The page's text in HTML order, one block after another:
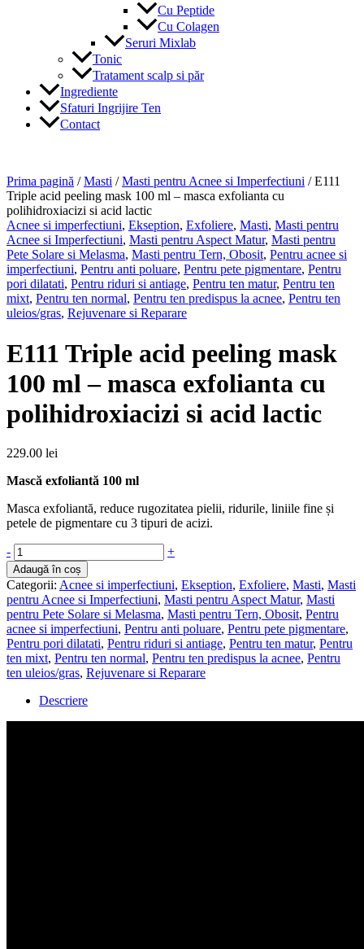
Cu Peptide
Cu Colagen
Seruri Mixlab
Tonic
Tratament scalp si păr
Ingrediente
Sfaturi Ingrijire Ten
Contact
Prima pagină /Masti /Masti pentru Acnee si Imperfectiuni / E111
Triple acid peeling mask 100 ml – masca exfolianta cu
polihidroxiacizi si acid lactic
Acnee si imperfectiuni, Ekseption, Exfoliere, Masti, Masti pentru
Acnee si Imperfectiuni, Masti pentru Aspect Matur, Masti pentru
Pete Solare si Melasma, Masti pentru Tern, Obosit, Pentru acnee si
imperfectiuni, Pentru anti poluare, Pentru pete pigmentare, Pentru
pori dilatati, Pentru riduri si antiage, Pentru ten matur, Pentru ten
mixt, Pentru ten normal, Pentru ten predispus la acnee, Pentru ten
uleios/gras, Rejuvenare si Reparare
E111 Triple acid peeling mask
100 ml – masca exfolianta cu
polihidroxiacizi si acid lactic
229.00 lei
Mască exfoliantă 100 ml
Masca exfoliantă, reduce rugozitatea pielii, ridurile, liniile fine și
petele de pigmentare cu 3 tipuri de acizi.
- Cantitate
E111
Triple
acid
peeling
mask
100
ml
-
masca
exfolianta
polihidroxiacizi
+
Adaugă în coș
Categorii: Acnee si imperfectiuni, Ekseption, Exfoliere, Masti, Masti
pentru Acnee si Imperfectiuni, Masti pentru Aspect Matur, Masti
pentru Pete Solare si Melasma, Masti pentru Tern, Obosit, Pentru
acnee si imperfectiuni, Pentru anti poluare, Pentru pete pigmentare,
Pentru pori dilatati, Pentru riduri si antiage, Pentru ten matur, Pentru
ten mixt, Pentru ten normal, Pentru ten predispus la acnee, Pentru
ten uleios/gras, Rejuvenare si Reparare
Descriere